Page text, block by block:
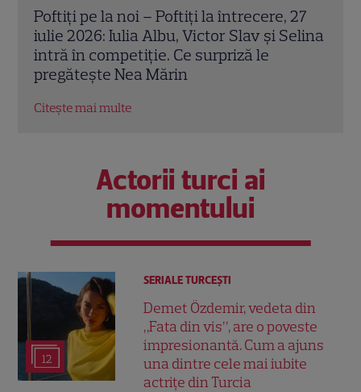
Andreea Esca, mesaj emoționant pentru
Aris Eram, la 23 de ani! Replicile
savuroase pe care i le spunea în
adolescență
Citește mai multe
Actorii turci ai
momentului
12
SERIALE TURCEŞTI
Demet Özdemir, vedeta din
„Fata din vis”, are o poveste
impresionantă. Cum a ajuns
una dintre cele mai iubite
actrițe din Turcia